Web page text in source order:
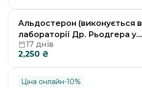
Альдостерон (виконується в
лабораторії Др. Рьодгера у
Німеччині)
17 днів
2,250 ₴
Ціна онлайн-10%